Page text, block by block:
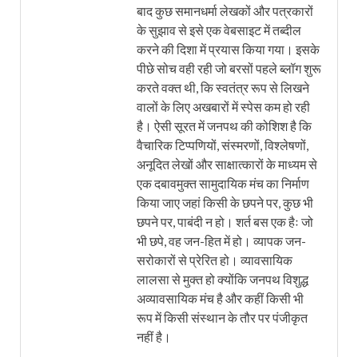
बाद कुछ समानधर्मा लेखकों और पत्रकारों
के सुझाव से इसे एक वेबसाइट में तब्दील
करने की दिशा में प्रयास किया गया। इसके
पीछे सोच वही रही जो बरसों पहले ब्लॉग शुरू
करते वक्त थी, कि स्वतंत्र रूप से लिखने
वालों के लिए अखबारों में स्पेस कम हो रही
है। ऐसी सूरत में जनपथ की कोशिश है कि
वैचारिक टिप्पणियों, संस्मरणों, विश्लेषणों,
अनूदित लेखों और साक्षात्कारों के माध्यम से
एक दबावमुक्त सामुदायिक मंच का निर्माण
किया जाए जहां किसी के छपने पर, कुछ भी
छपने पर, पाबंदी न हो। शर्त बस एक हैः जो
भी छपे, वह जन-हित में हो। व्यापक जन-
सरोकारों से प्रेरित हो। व्यावसायिक
लालसा से मुक्त हो क्योंकि जनपथ विशुद्ध
अव्यावसायिक मंच है और कहीं किसी भी
रूप में किसी संस्थान के तौर पर पंजीकृत
नहीं है।